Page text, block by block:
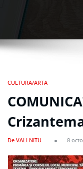
CULTURA/ARTA
De VALI NITU 8